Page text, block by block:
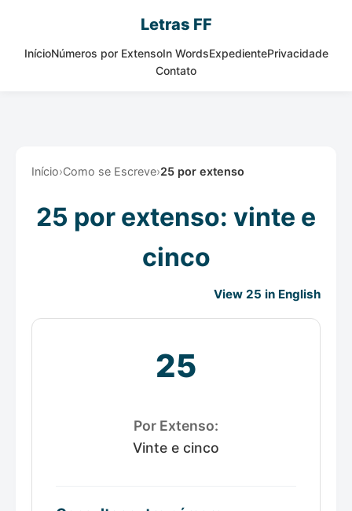
Letras FF
InícioNúmeros por ExtensoIn WordsExpedientePrivacidade
Contato
Início›Como se Escreve›25 por extenso
25 por extenso: vinte e
cinco
View 25 in English
25
Por Extenso:
Vinte e cinco